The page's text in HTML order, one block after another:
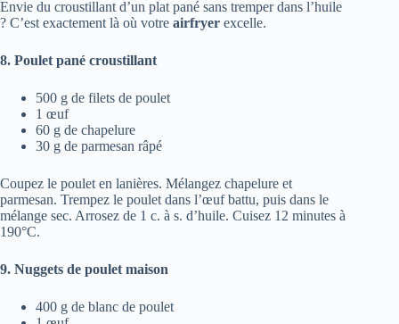
Envie du croustillant d’un plat pané sans tremper dans l’huile
? C’est exactement là où votre airfryer excelle.
8. Poulet pané croustillant
500 g de filets de poulet
1 œuf
60 g de chapelure
30 g de parmesan râpé
Coupez le poulet en lanières. Mélangez chapelure et
parmesan. Trempez le poulet dans l’œuf battu, puis dans le
mélange sec. Arrosez de 1 c. à s. d’huile. Cuisez 12 minutes à
190°C.
9. Nuggets de poulet maison
400 g de blanc de poulet